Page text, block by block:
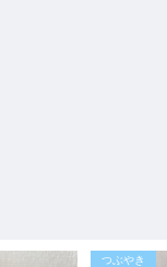
つぶやき